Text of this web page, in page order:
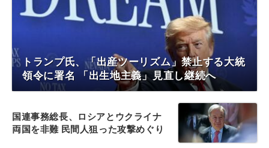
トランプ氏、「出産ツーリズム」禁止する大統
領令に署名 「出生地主義」見直し継続へ
国連事務総長、ロシアとウクライナ
両国を非難 民間人狙った攻撃めぐり